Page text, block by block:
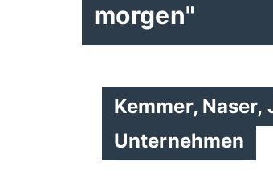
morgen"
Kemmer,
Unternehmen